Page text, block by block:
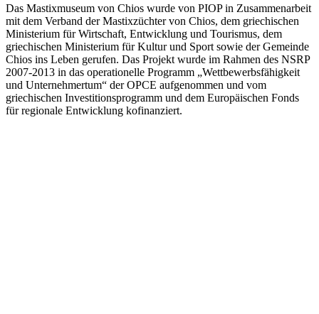
Das Mastixmuseum von Chios wurde von PIOP in Zusammenarbeit
mit dem Verband der Mastixzüchter von Chios, dem griechischen
Ministerium für Wirtschaft, Entwicklung und Tourismus, dem
griechischen Ministerium für Kultur und Sport sowie der Gemeinde
Chios ins Leben gerufen. Das Projekt wurde im Rahmen des NSRP
2007-2013 in das operationelle Programm „Wettbewerbsfähigkeit
und Unternehmertum“ der OPCE aufgenommen und vom
griechischen Investitionsprogramm und dem Europäischen Fonds
für regionale Entwicklung kofinanziert.